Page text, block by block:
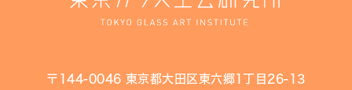
〒144-0046 東京都大田区東六郷1丁目26-13